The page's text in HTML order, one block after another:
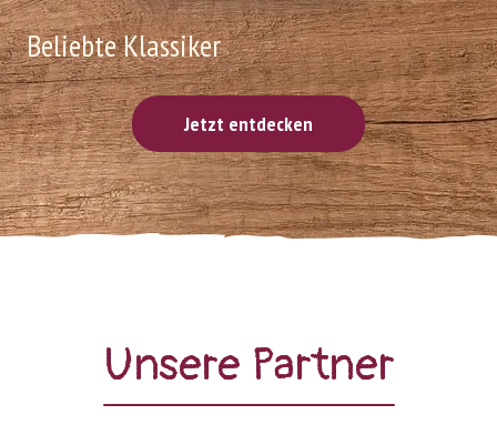
Beliebte Klassiker
Jetzt entdecken
Unsere Partner